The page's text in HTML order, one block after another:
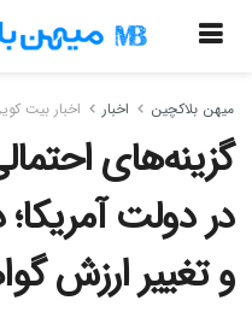
میهن بلاکچین اخبار اخبار بیت
گزینه‌های
در دولت
و تغییر ارزش